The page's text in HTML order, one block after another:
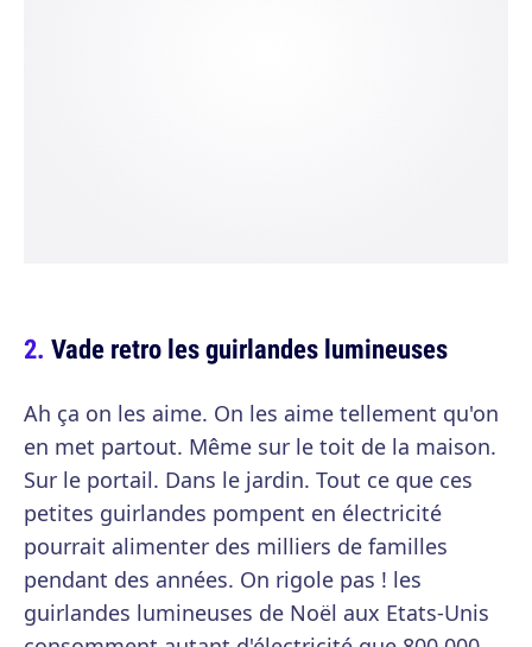
Vade retro les guirlandes lumineuses
Ah ça on les aime. On les aime tellement qu'on
en met partout. Même sur le toit de la maison.
Sur le portail. Dans le jardin. Tout ce que ces
petites guirlandes pompent en électricité
pourrait alimenter des milliers de familles
pendant des années. On rigole pas ! les
guirlandes lumineuses de Noël aux Etats-Unis